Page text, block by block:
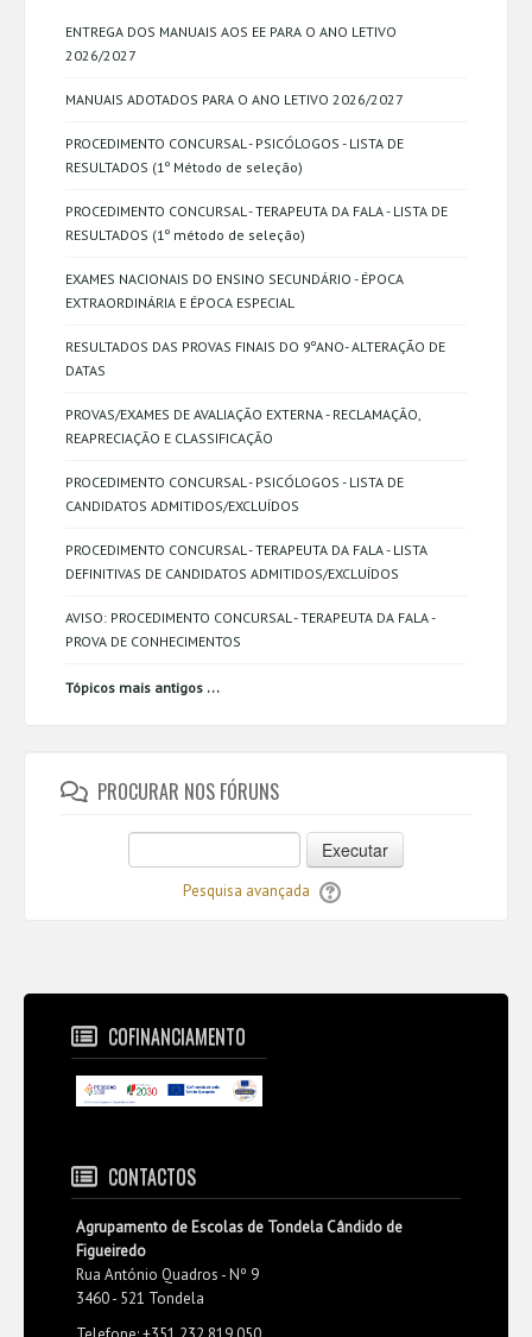
ENTREGA DOS MANUAIS AOS EE PARA O ANO LETIVO
2026/2027
MANUAIS ADOTADOS PARA O ANO LETIVO 2026/2027
PROCEDIMENTO CONCURSAL - PSICÓLOGOS - LISTA DE
RESULTADOS (1º Método de seleção)
PROCEDIMENTO CONCURSAL - TERAPEUTA DA FALA - LISTA DE
RESULTADOS (1º método de seleção)
EXAMES NACIONAIS DO ENSINO SECUNDÁRIO - ÉPOCA
EXTRAORDINÁRIA E ÉPOCA ESPECIAL
RESULTADOS DAS PROVAS FINAIS DO 9ºANO- ALTERAÇÃO DE
DATAS
PROVAS/EXAMES DE AVALIAÇÃO EXTERNA - RECLAMAÇÃO,
REAPRECIAÇÃO E CLASSIFICAÇÃO
PROCEDIMENTO CONCURSAL - PSICÓLOGOS - LISTA DE
CANDIDATOS ADMITIDOS/EXCLUÍDOS
PROCEDIMENTO CONCURSAL - TERAPEUTA DA FALA - LISTA
DEFINITIVAS DE CANDIDATOS ADMITIDOS/EXCLUÍDOS
AVISO: PROCEDIMENTO CONCURSAL - TERAPEUTA DA FALA -
PROVA DE CONHECIMENTOS
Tópicos mais antigos ...
PROCURAR NOS FÓRUNS
Executar
Pesquisa avançada
COFINANCIAMENTO
CONTACTOS
Agrupamento de Escolas de Tondela Cândido de
Figueiredo
Rua António Quadros - Nº 9
3460 - 521 Tondela